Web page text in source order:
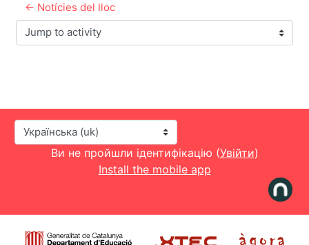
← Notícies del lloc
Jump to activity
Мова інтерфейсу
Ви не пройшли ідентифікацію (Увійти)
Install the mobile app